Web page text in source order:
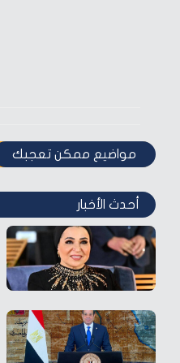
مواضيع ممكن تعجبك
أحدث الأخبار